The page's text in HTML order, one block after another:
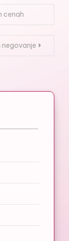
cenah
negovanje